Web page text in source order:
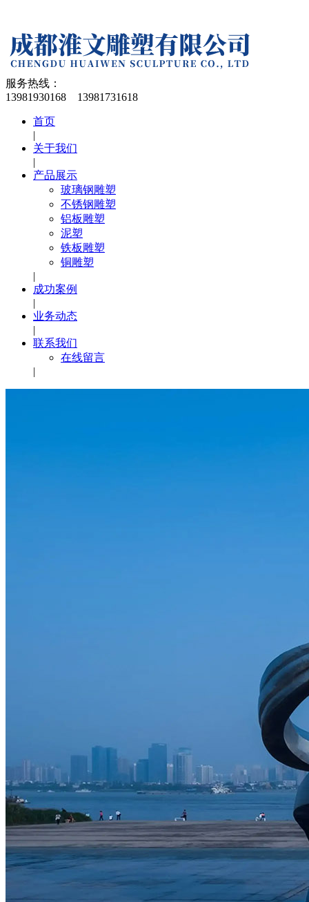
服务热线：
13981930168 13981731618
首页
|
关于我们
|
产品展示
玻璃钢雕塑
不锈钢雕塑
铝板雕塑
泥塑
铁板雕塑
铜雕塑
|
成功案例
|
业务动态
|
联系我们
在线留言
|